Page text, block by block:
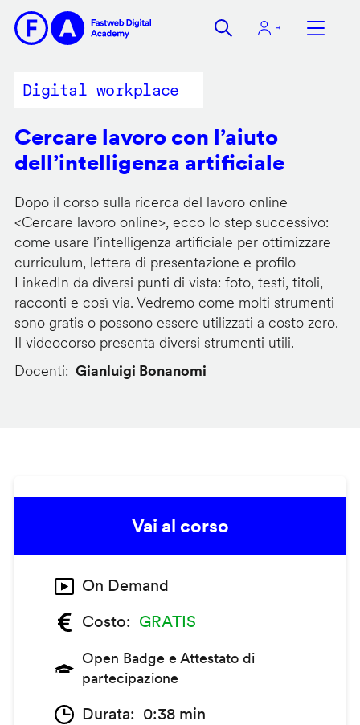
contenuto
Digital workplace
Cercare lavoro con l’aiuto
dell’intelligenza artificiale
Dopo il corso sulla ricerca del lavoro online
<Cercare lavoro online>, ecco lo step successivo:
come usare l’intelligenza artificiale per ottimizzare
curriculum, lettera di presentazione e profilo
LinkedIn da diversi punti di vista: foto, testi, titoli,
racconti e così via. Vedremo come molti strumenti
sono gratis o possono essere utilizzati a costo zero.
Il videocorso presenta diversi strumenti utili.
Docenti
Gianluigi Bonanomi
Vai al corso
On Demand
Costo
GRATIS
Open Badge e Attestato di
partecipazione
Durata 0:38 min